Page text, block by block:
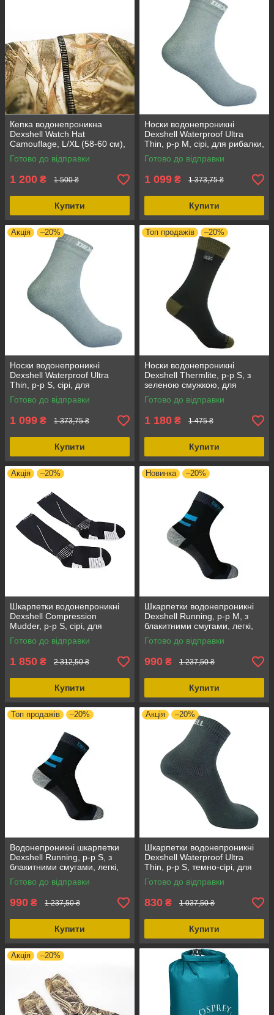
Кепка водонепроникна
Dexshell Watch Hat
Camouflage, L/XL (58-60 см),
камуфляж, для полювання та
риболовлі
Готово до відправки
1 200 ₴ 1 500 ₴
Купити
Носки водонепроникні
Dexshell Waterproof Ultra
Thin, р-р М, сірі, для рибалки,
термошкарпетки
Готово до відправки
1 099 ₴ 1 373,75 ₴
Купити
Акція –20%
Носки водонепроникні
Dexshell Waterproof Ultra
Thin, р-р S, сірі, для
риболовлі, термошкарпетки
Готово до відправки
1 099 ₴ 1 373,75 ₴
Купити
Топ продажів –20%
Носки водонепроникні
Dexshell Thermlite, р-р S, з
зеленою смужкою, для
зимової рибалки та активного
відпочинку
Готово до відправки
1 180 ₴ 1 475 ₴
Купити
Акція –20%
Шкарпетки водонепроникні
Dexshell Compression
Mudder, р-р S, сірі, для
активного відпочинку, з
мембраною Porelle
Готово до відправки
1 850 ₴ 2 312,50 ₴
Купити
Новинка –20%
Шкарпетки водонепроникні
Dexshell Running, р-р М, з
блакитними смугами, легкі,
еластичні, для весни-осені
Готово до відправки
990 ₴ 1 237,50 ₴
Купити
Топ продажів –20%
Водонепроникні шкарпетки
Dexshell Running, p-p S, з
блакитними смугами, легкі,
еластичні
Готово до відправки
990 ₴ 1 237,50 ₴
Купити
Акція –20%
Шкарпетки водонепроникні
Dexshell Waterproof Ultra
Thin, р-р S, темно-сірі, для
туризму, активного
відпочинку
Готово до відправки
830 ₴ 1 037,50 ₴
Купити
Акція –20%